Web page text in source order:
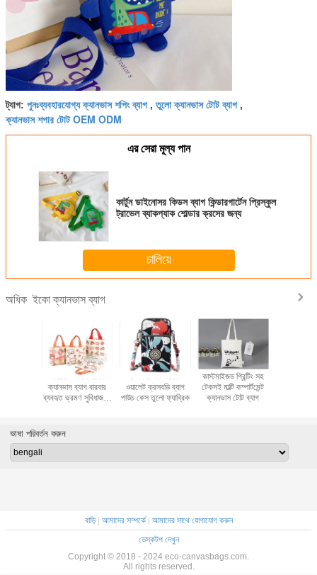
ট্যাগ: পুনঃব্যবহারযোগ্য ক্যানভাস শপিং ব্যাগ,তুলো ক্যানভাস টোট ব্যাগ,
ক্যানভাস শপার টোট OEM ODM
এর সেরা মূল্য পান
কার্টুন ডাইনোসর কিডস ব্যাগ কিন্ডারগার্টেন প্রিস্কুল
ট্রাভেল ব্যাকপ্যাক শোল্ডার ক্রসের জন্য
চালিয়ে
অধিকইকো ক্যানভাস ব্যাগ
কাঠের উপাদান ইকো
ক্যানভাস ব্যাগ বারবার
ব্যবহৃত ভ্রমণ সুবিধাজনক
ই এম স্পোর্টস ফোন
ওয়ালেট ক্রসবডি ব্যাগ
পাউচ কেস তুলো ফ্যাব্রিক
কাস্টমাইজড প্রিন্টিং সহ
টেকসই মাল্টি কম্পার্টমেন্ট
ক্যানভাস টোট ব্যাগ
ভাষা পরিবর্তন করুন
বাড়ি| আমাদের সম্পর্কে| আমাদের সাথে যোগাযোগ করুন
ডেস্কটপ দেখুন
Copyright © 2018 - 2024 eco-canvasbags.com.
All rights reserved.